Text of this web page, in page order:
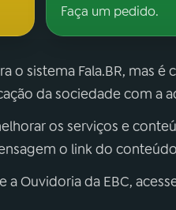
Faça um pedido.
o sistema Fala.BR, mas é
da sociedade com a
os serviços e
o link do
a Ouvidoria da EBC,